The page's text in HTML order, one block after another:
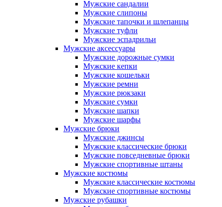
Мужские сандалии
Мужские слипоны
Мужские тапочки и шлепанцы
Мужские туфли
Мужские эспадрильи
Мужские аксессуары
Мужские дорожные сумки
Мужские кепки
Мужские кошельки
Мужские ремни
Мужские рюкзаки
Мужские сумки
Мужские шапки
Мужские шарфы
Мужские брюки
Мужские джинсы
Мужские классические брюки
Мужские повседневные брюки
Мужские спортивные штаны
Мужские костюмы
Мужские классические костюмы
Мужские спортивные костюмы
Мужские рубашки